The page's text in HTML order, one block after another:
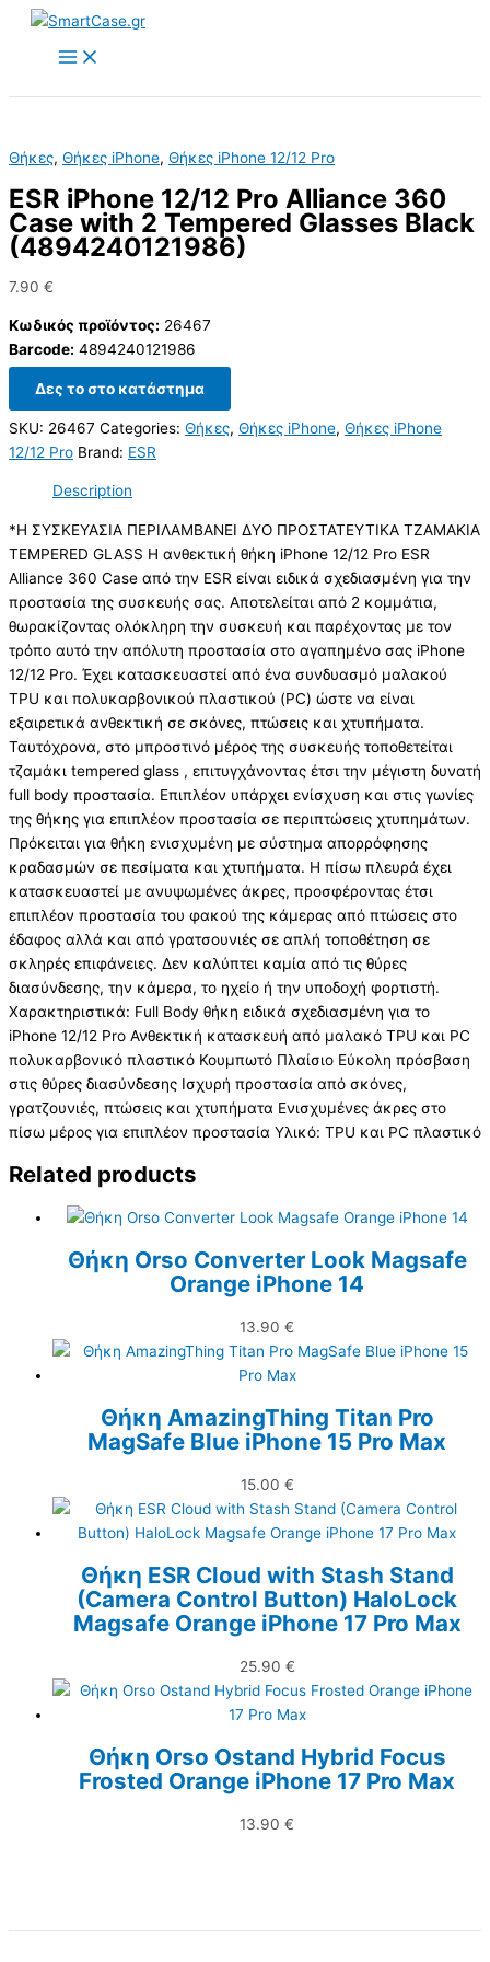
Skip
content
Θήκες, Θήκες iPhone, Θήκες iPhone 12/12 Pro
ESR iPhone 12/12 Pro Alliance 360
Case with 2 Tempered Glasses Black
(4894240121986)
7.90 €
Κωδικός προϊόντος: 26467
Barcode: 4894240121986
Δες το στο κατάστημα
SKU: 26467 Categories: Θήκες, Θήκες iPhone, Θήκες iPhone
12/12 Pro Brand: ESR
Description
*Η ΣΥΣΚΕΥΑΣΙΑ ΠΕΡΙΛΑΜΒΑΝΕΙ ΔΥΟ ΠΡΟΣΤΑΤΕΥΤΙΚΑ ΤΖΑΜΑΚΙΑ
TEMPERED GLASS Η ανθεκτική θήκη iPhone 12/12 Pro ESR
Alliance 360 Case από την ESR είναι ειδικά σχεδιασμένη για την
προστασία της συσκευής σας. Αποτελείται από 2 κομμάτια,
θωρακίζοντας ολόκληρη την συσκευή και παρέχοντας με τον
τρόπο αυτό την απόλυτη προστασία στο αγαπημένο σας iPhone
12/12 Pro. Έχει κατασκευαστεί από ένα συνδυασμό μαλακού
TPU και πολυκαρβονικού πλαστικού (PC) ώστε να είναι
εξαιρετικά ανθεκτική σε σκόνες, πτώσεις και χτυπήματα.
Ταυτόχρονα, στο μπροστινό μέρος της συσκευής τοποθετείται
τζαμάκι tempered glass , επιτυγχάνοντας έτσι την μέγιστη δυνατή
full body προστασία. Επιπλέον υπάρχει ενίσχυση και στις γωνίες
της θήκης για επιπλέον προστασία σε περιπτώσεις χτυπημάτων.
Πρόκειται για θήκη ενισχυμένη με σύστημα απορρόφησης
κραδασμών σε πεσίματα και χτυπήματα. Η πίσω πλευρά έχει
κατασκευαστεί με ανυψωμένες άκρες, προσφέροντας έτσι
επιπλέον προστασία του φακού της κάμερας από πτώσεις στο
έδαφος αλλά και από γρατσουνιές σε απλή τοποθέτηση σε
σκληρές επιφάνειες. Δεν καλύπτει καμία από τις θύρες
διασύνδεσης, την κάμερα, το ηχείο ή την υποδοχή φορτιστή.
Χαρακτηριστικά: Full Body θήκη ειδικά σχεδιασμένη για το
iPhone 12/12 Pro Ανθεκτική κατασκευή από μαλακό TPU και PC
πολυκαρβονικό πλαστικό Κουμπωτό Πλαίσιο Εύκολη πρόσβαση
στις θύρες διασύνδεσης Ισχυρή προστασία από σκόνες,
γρατζουνιές, πτώσεις και χτυπήματα Ενισχυμένες άκρες στο
πίσω μέρος για επιπλέον προστασία Υλικό: TPU και PC πλαστικό
Related products
Θήκη Orso Converter Look Magsafe
Orange iPhone 14
13.90 €
Θήκη AmazingThing Titan Pro
MagSafe Blue iPhone 15 Pro Max
15.00 €
Θήκη ESR Cloud with Stash Stand
(Camera Control Button) HaloLock
Magsafe Orange iPhone 17 Pro Max
25.90 €
Θήκη Orso Ostand Hybrid Focus
Frosted Orange iPhone 17 Pro Max
13.90 €